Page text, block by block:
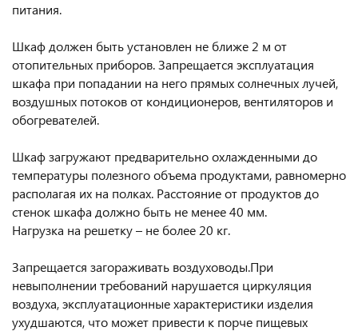
питания.
Шкаф должен быть установлен не ближе 2 м от
отопительных приборов. Запрещается эксплуатация
шкафа при попадании на него прямых солнечных лучей,
воздушных потоков от кондиционеров, вентиляторов и
обогревателей.
Шкаф загружают предварительно охлажденными до
температуры полезного объема продуктами, равномерно
располагая их на полках. Расстояние от продуктов до
стенок шкафа должно быть не менее 40 мм.
Нагрузка на решетку – не более 20 кг.
Запрещается загораживать воздуховоды.При
невыполнении требований нарушается циркуляция
воздуха, эксплуатационные характеристики изделия
ухудшаются, что может привести к порче пищевых